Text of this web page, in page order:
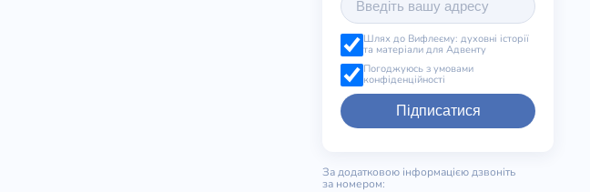
Шлях до Вифлеєму: духовні історії
та матеріали для Адвенту
Погоджуюсь з умовами
конфіденційності
Підписатися
За додатковою інформацією дзвоніть
за номером: